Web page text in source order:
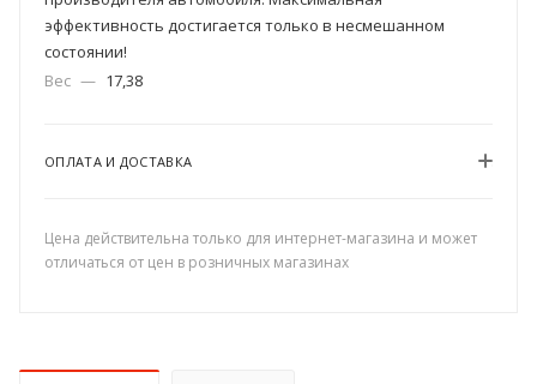
эффективность достигается только в несмешанном
состоянии!
Вес — 17,38
ОПЛАТА И ДОСТАВКА
Цена действительна только для интернет-магазина и может
отличаться от цен в розничных магазинах